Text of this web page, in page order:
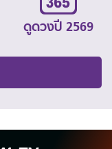
ดูดวงปี 2569